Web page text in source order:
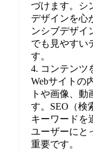
づけます。シ
デザインを心
ンシブデザイ
でも見やすい
す。
4. コンテンツ
Webサイトの
トや画像、動
す。SEO（検
キーワードを
ユーザーにと
重要です。